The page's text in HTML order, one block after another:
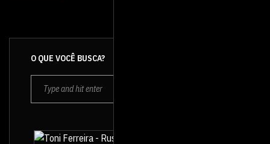
O QUE VOCÊ BUSCA?